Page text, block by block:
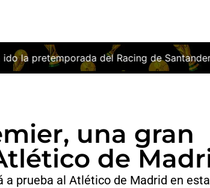
de Santander? Los abonos del
una gran
de
a prueba al Atlético de Madrid en esta